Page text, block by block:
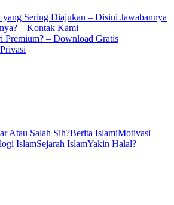
yang Sering Diajukan – Disini Jawabannya
– Kontak Kami
Premium? – Download Gratis
Atau Salah Sih?Berita IslamiMotivasi
IslamSejarah IslamYakin Halal?